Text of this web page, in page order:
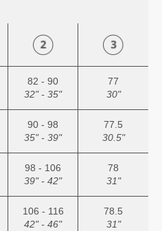
82 - 90
32" - 35"
77
30"
90 - 98
35" - 39"
77.5
30.5"
98 - 106
39" - 42"
78
31"
106 - 116
42" - 46"
78.5
31"